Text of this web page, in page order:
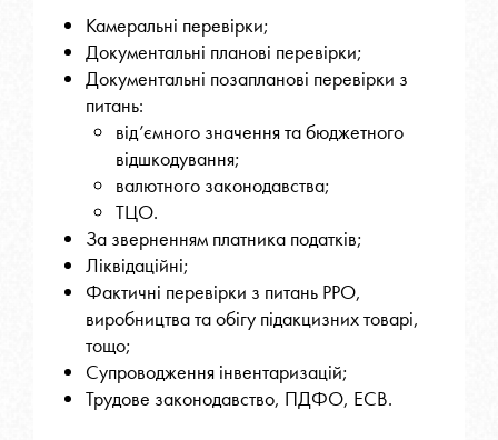
Камеральні перевірки;
Документальні планові перевірки;
Документальні позапланові перевірки з
питань:
від’ємного значення та бюджетного
відшкодування;
валютного законодавства;
ТЦО.
За зверненням платника податків;
Ліквідаційні;
Фактичні перевірки з питань РРО,
виробництва та обігу підакцизних товарі,
тощо;
Супроводження інвентаризацій;
Трудове законодавство, ПДФО, ЕСВ.